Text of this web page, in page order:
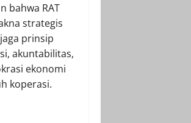
bahwa RAT
strategis
prinsip
akuntabilitas,
ekonomi
koperasi.